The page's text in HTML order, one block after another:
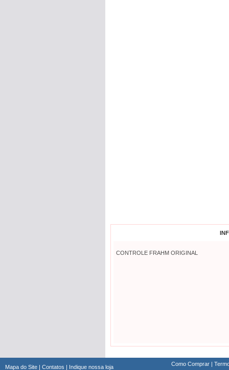
CONTROLE FRAHM ORIGINAL
Mapa do Site | Contatos | Indique nossa loja Como Comprar |